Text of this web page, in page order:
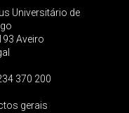
Universitário de
Aveiro
370 200
gerais